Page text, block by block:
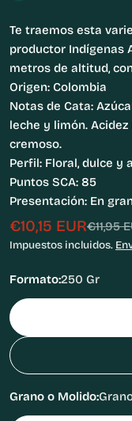
Te traemos esta
productor Indígenas
metros de altitud,
Origen: Colombia
Notas de Cata:
leche y limón.
cremoso.
Perfil: Floral, dulce y
Puntos SCA: 85
Presentación: En
Precio
de
€10,15 EUR
Precio
habitual
€11,95
Impuestos incluidos.
Formato:250 Gr
Grano o Molido: